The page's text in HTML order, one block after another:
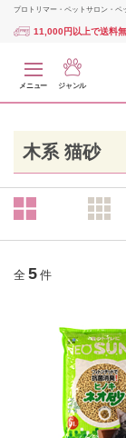
プロトリマー・ペットサロン・ペ
11,000円以上で送料無
メニュー ジャンル
木系 猫砂
全 5 件